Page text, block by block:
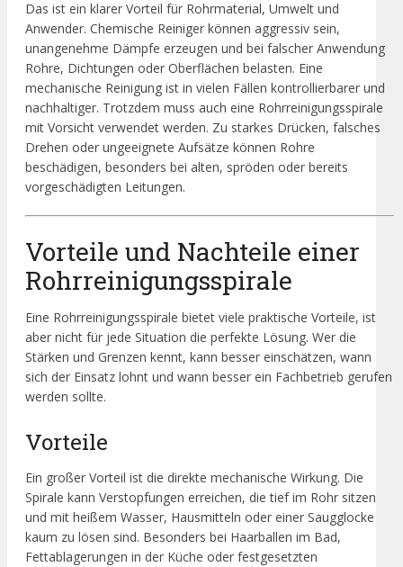
Das ist ein klarer Vorteil für Rohrmaterial, Umwelt und
Anwender. Chemische Reiniger können aggressiv sein,
unangenehme Dämpfe erzeugen und bei falscher Anwendung
Rohre, Dichtungen oder Oberflächen belasten. Eine
mechanische Reinigung ist in vielen Fällen kontrollierbarer und
nachhaltiger. Trotzdem muss auch eine Rohrreinigungsspirale
mit Vorsicht verwendet werden. Zu starkes Drücken, falsches
Drehen oder ungeeignete Aufsätze können Rohre
beschädigen, besonders bei alten, spröden oder bereits
vorgeschädigten Leitungen.
Vorteile und Nachteile einer
Rohrreinigungsspirale
Eine Rohrreinigungsspirale bietet viele praktische Vorteile, ist
aber nicht für jede Situation die perfekte Lösung. Wer die
Stärken und Grenzen kennt, kann besser einschätzen, wann
sich der Einsatz lohnt und wann besser ein Fachbetrieb gerufen
werden sollte.
Vorteile
Ein großer Vorteil ist die direkte mechanische Wirkung. Die
Spirale kann Verstopfungen erreichen, die tief im Rohr sitzen
und mit heißem Wasser, Hausmitteln oder einer Saugglocke
kaum zu lösen sind. Besonders bei Haarballen im Bad,
Fettablagerungen in der Küche oder festgesetzten